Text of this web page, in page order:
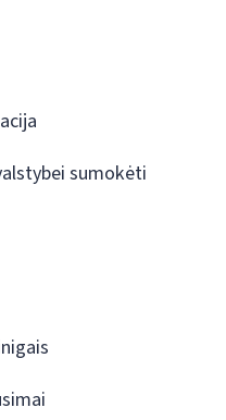
sumokėti